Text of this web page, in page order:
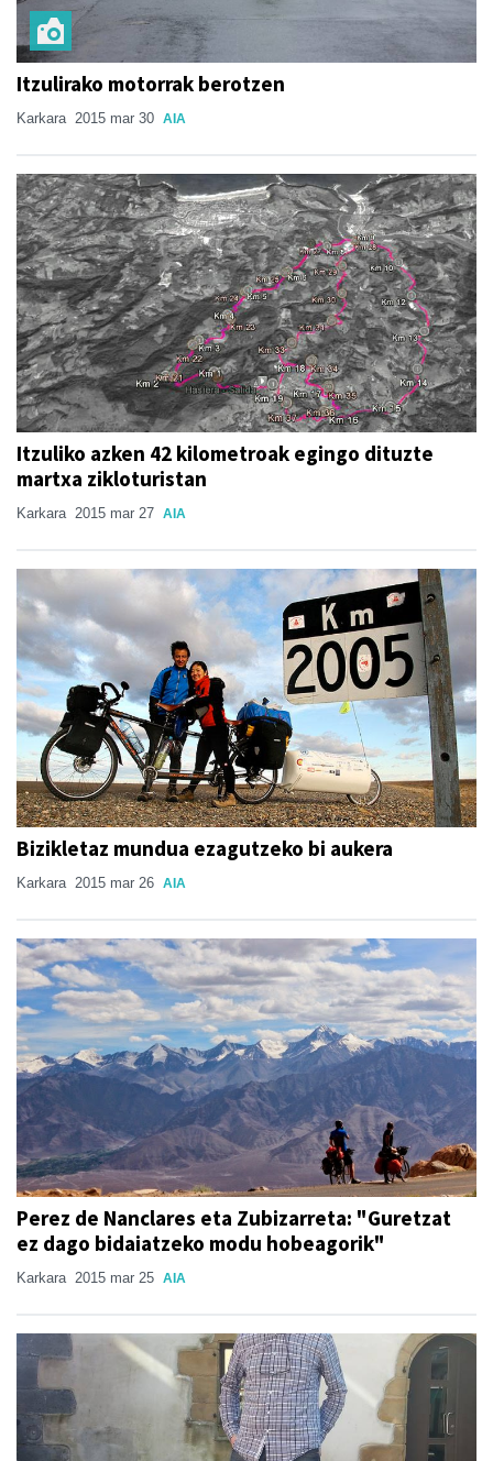
Itzulirako motorrak berotzen
Karkara 2015 mar 30 AIA
Itzuliko azken 42 kilometroak egingo dituzte
martxa zikloturistan
Karkara 2015 mar 27 AIA
Bizikletaz mundua ezagutzeko bi aukera
Karkara 2015 mar 26 AIA
Perez de Nanclares eta Zubizarreta: "Guretzat
ez dago bidaiatzeko modu hobeagorik"
Karkara 2015 mar 25 AIA